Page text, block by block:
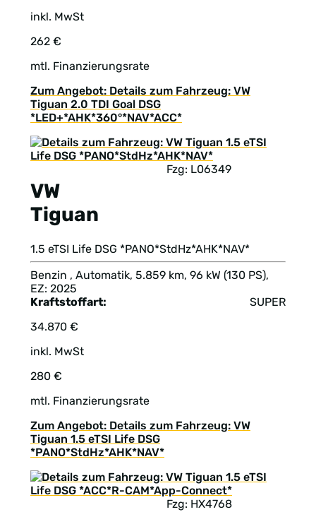
inkl. MwSt
262 €
mtl. Finanzierungsrate
Zum Angebot: Details zum Fahrzeug: VW
Tiguan 2.0 TDI Goal DSG
*LED+*AHK*360°*NAV*ACC*
VW
Tiguan
Fzg: L06349
1.5 eTSI Life DSG *PANO*StdHz*AHK*NAV*
Benzin , Automatik, 5.859 km, 96 kW (130 PS),
EZ: 2025
Kraftstoffart:
SUPER
34.870 €
inkl. MwSt
280 €
mtl. Finanzierungsrate
Zum Angebot: Details zum Fahrzeug: VW
Tiguan 1.5 eTSI Life DSG
*PANO*StdHz*AHK*NAV*
Fzg: HX4768